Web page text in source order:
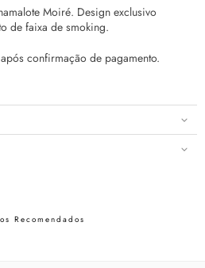
Moiré. Design exclusivo
de faixa de smoking.
confirmação de pagamento.
Recomendados